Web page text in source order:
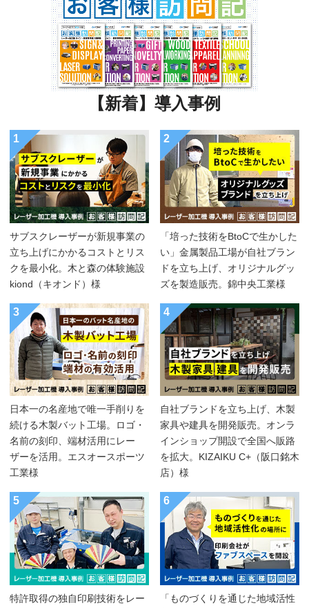
【新着】導入事例
1
サブスクレーザーが新規事業の
立ち上げにかかるコストとリス
クを最小化。木と森の体験施設
kiond（キオンド）様
2
「培った技術をBtoCで生かした
い」金属製品工場が自社ブラン
ドを立ち上げ、オリジナルグッ
ズを製造販売。錦中央工業様
3
日本一の名産地で唯一手削りを
続ける木製バット工場。ロゴ・
名前の刻印、端材活用にレー
ザーを活用。エスオースポーツ
工業様
4
自社ブランドを立ち上げ、木製
家具や建具を開発販売。オンラ
インショップ開設で全国へ販路
を拡大。KIZAIKU C+（阪口銘木
店）様
5
特許取得の独自印刷技術をレー
6
「ものづくりを通じた地域活性